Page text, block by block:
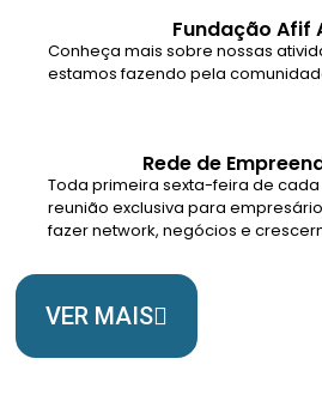
Fundação Afif
Conheça mais sobre nossas
estamos fazendo pela
Rede de
Toda primeira sexta-feira de
reunião exclusiva para
fazer network, negócios e
VER MAIS